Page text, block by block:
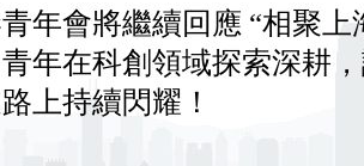
年會將繼續回應 “相聚
年在科創領域探索深耕
上持續閃耀！